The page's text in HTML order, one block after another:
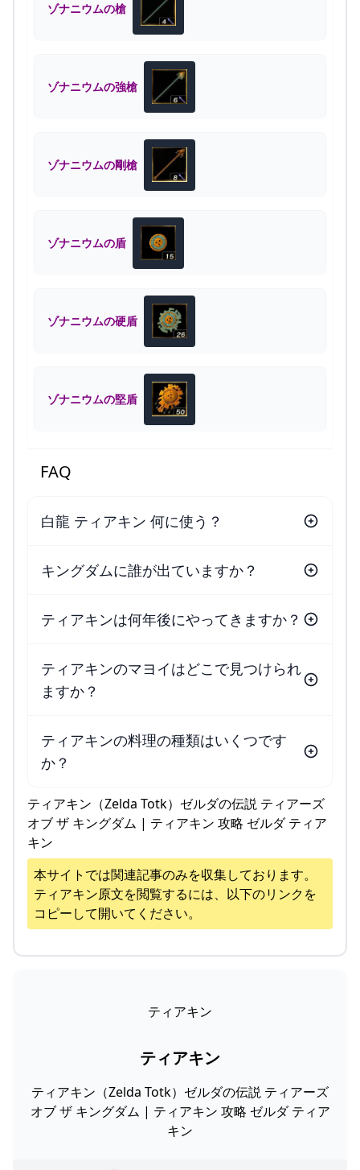
ゾナニウムの槍
ゾナニウムの強槍
ゾナニウムの剛槍
ゾナニウムの盾
ゾナニウムの硬盾
ゾナニウムの堅盾
FAQ
白龍 ティアキン 何に使う？
キングダムに誰が出ていますか？
ティアキンは何年後にやってきますか？
ティアキンのマヨイはどこで見つけられ
ますか？
ティアキンの料理の種類はいくつです
か？
ティアキン（Zelda Totk）ゼルダの伝説 ティアーズ
オブ ザ キングダム | ティアキン 攻略 ゼルダ ティア
キン
本サイトでは関連記事のみを収集しております。
ティアキン原文を閲覧するには、以下のリンクを
コピーして開いてください。
ティアキン
ティアキン
ティアキン（Zelda Totk）ゼルダの伝説 ティアーズ
オブ ザ キングダム | ティアキン 攻略 ゼルダ ティア
キン